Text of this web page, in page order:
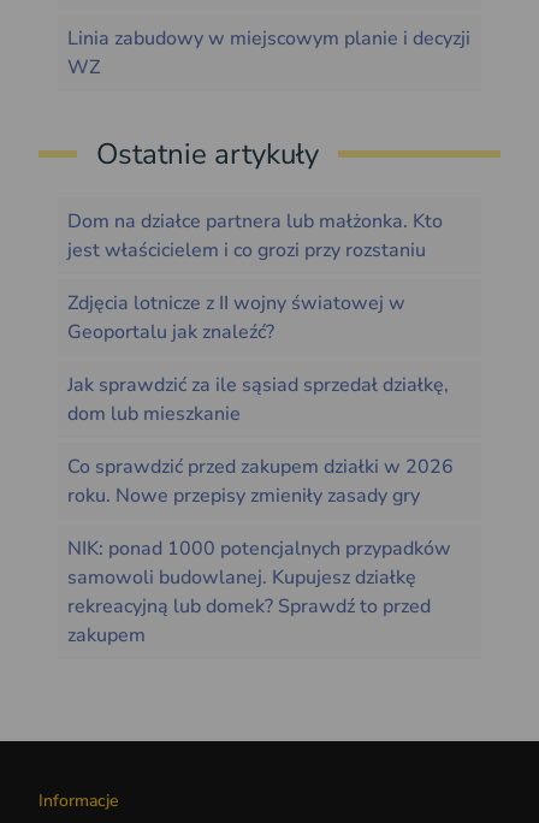
Linia zabudowy w miejscowym planie i decyzji
WZ
Ostatnie artykuły
Dom na działce partnera lub małżonka. Kto
jest właścicielem i co grozi przy rozstaniu
Zdjęcia lotnicze z II wojny światowej w
Geoportalu jak znaleźć?
Jak sprawdzić za ile sąsiad sprzedał działkę,
dom lub mieszkanie
Co sprawdzić przed zakupem działki w 2026
roku. Nowe przepisy zmieniły zasady gry
NIK: ponad 1000 potencjalnych przypadków
samowoli budowlanej. Kupujesz działkę
rekreacyjną lub domek? Sprawdź to przed
zakupem
Informacje